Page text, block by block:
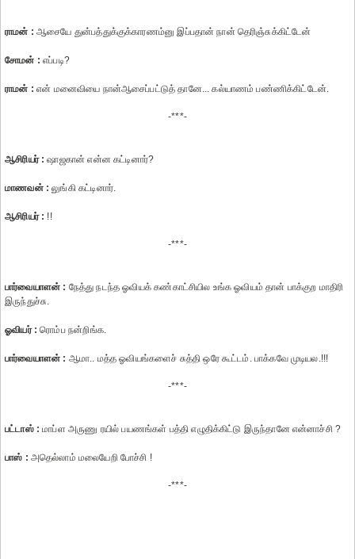
ராமன் : ஆசையே துன்பத்துக்குக்காரணம்னு இப்பதான் நான் தெரிஞ்சுக்கிட்டேன்
சோமன் : எப்படி?
ராமன் : என் மனைவியை நான்ஆசைப்பட்டுத் தானே... கல்யாணம் பண்ணிக்கிட்டேன்.
-***-
ஆசிரியர் : ஷாஜகான் என்ன கட்டினார்?
மாணவன் : லுங்கி கட்டினார்.
ஆசிரியர் : !!
-***-
பார்வையாளன் : நேத்து நடந்த ஓவியக் கண்காட்சியில உங்க ஓவியம் தான் பாக்குற மாதிரி
இருந்துச்சு.
ஓவியர் : ரொம்ப நன்றிங்க.
பார்வையாளன் : ஆமா.. மத்த ஓவியங்களைச் சுத்தி ஒரே கூட்டம். பாக்கவே முடியல.!!!
-***-
பட்டாஸ் : மாப்ள அருணு ரயில் பயணங்கள் பத்தி எழுதிக்கிட்டு இருந்தானே என்னாச்சி ?
பாஸ் : அதெல்லாம் மலையேறி போச்சி !
-***-